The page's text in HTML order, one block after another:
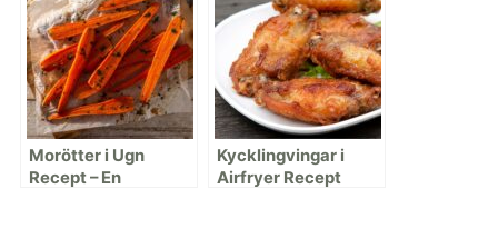
Morötter i Ugn
Recept – En
Kycklingvingar i
Airfryer Recept